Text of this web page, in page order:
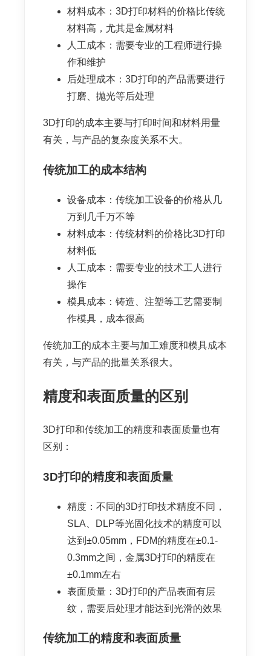
材料成本：3D打印材料的价格比传统
材料高，尤其是金属材料
人工成本：需要专业的工程师进行操
作和维护
后处理成本：3D打印的产品需要进行
打磨、抛光等后处理
3D打印的成本主要与打印时间和材料用量
有关，与产品的复杂度关系不大。
传统加工的成本结构
设备成本：传统加工设备的价格从几
万到几千万不等
材料成本：传统材料的价格比3D打印
材料低
人工成本：需要专业的技术工人进行
操作
模具成本：铸造、注塑等工艺需要制
作模具，成本很高
传统加工的成本主要与加工难度和模具成本
有关，与产品的批量关系很大。
精度和表面质量的区别
3D打印和传统加工的精度和表面质量也有
区别：
3D打印的精度和表面质量
精度：不同的3D打印技术精度不同，
SLA、DLP等光固化技术的精度可以
达到±0.05mm，FDM的精度在±0.1-
0.3mm之间，金属3D打印的精度在
±0.1mm左右
表面质量：3D打印的产品表面有层
纹，需要后处理才能达到光滑的效果
传统加工的精度和表面质量